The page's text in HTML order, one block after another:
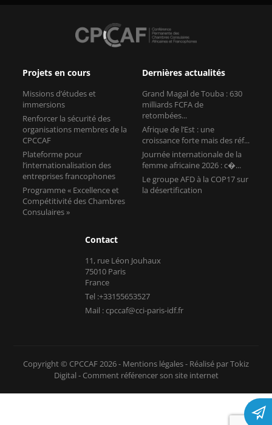
Projets en cours
Missions d’études et
immersions
Renforcer la sécurité des
organisations membres de la
CPCCAF
Plateforme pour
l’internationalisation des
entreprises francophones
Programme « Excellence et
Compétitivité des Chambres
Consulaires »
Dernières actualités
Grand Magal de Touba : 630
milliards FCFA de
retombées...
Afrique de l’Est : une
croissance forte mais des réf...
Journée internationale de la
femme africaine 2026 : c�...
Le groupe AFD à la COP17 sur
la désertification
Contact
11, rue Léon Jouhaux
75010 Paris
France
Tel :+33155653527
Mail : cpccaf@cci-paris-idf.fr
Copyright © CPCCAF 2026 - Mentions légales- Réalisé par Tokiz
Digital - Comment référencer son site internet